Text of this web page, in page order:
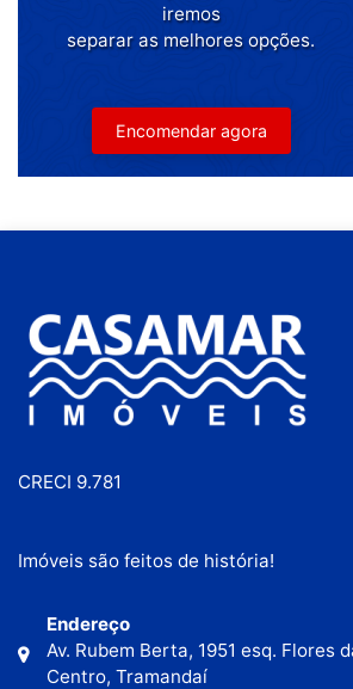
iremos
separar as melhores opções.
Encomendar agora
CRECI 9.781
Imóveis são feitos de história!
Endereço
Av. Rubem Berta, 1951 esq. Flores
Centro, Tramandaí